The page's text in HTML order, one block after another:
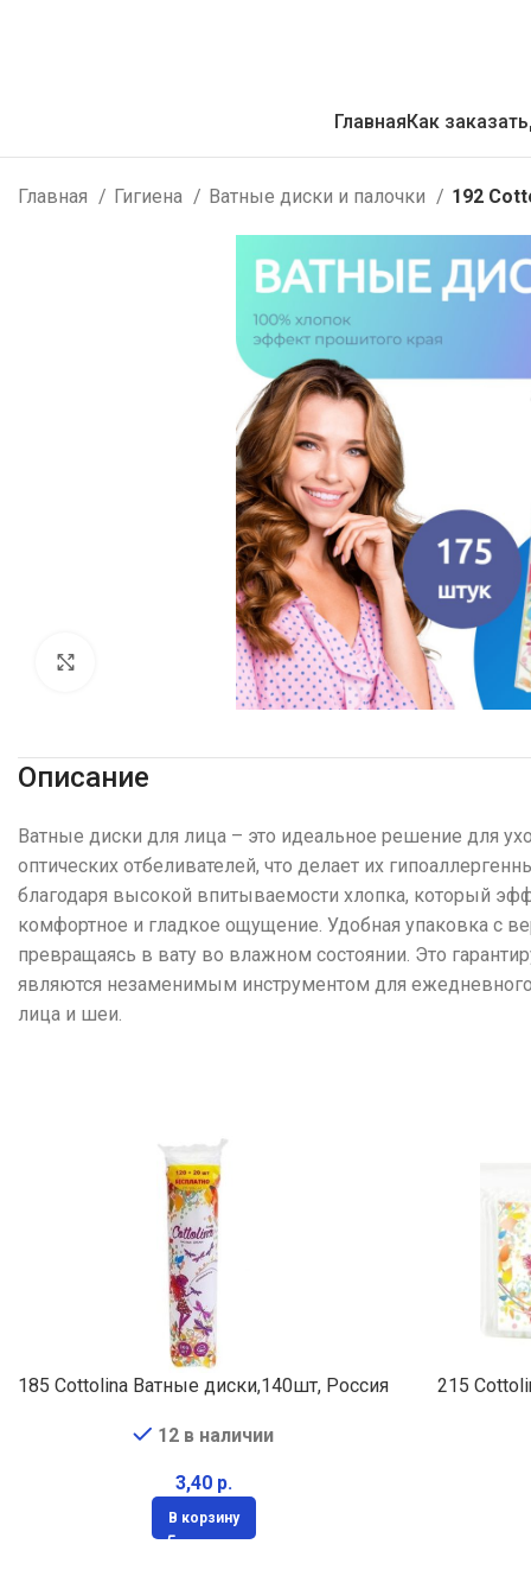
ГлавнаяКак заказать
Главная Гигиена Ватные диски и палочки 192
Описание
Ватные диски для лица – это идеальное решение для
оптических отбеливателей, что делает их
благодаря высокой впитываемости хлопка, который
комфортное и гладкое ощущение. Удобная упаковка с
превращаясь в вату во влажном состоянии. Это
являются незаменимым инструментом для
лица и шеи.
185 Cottolina Ватные диски,140шт, Россия
12 в наличии
р.
В корзину
215